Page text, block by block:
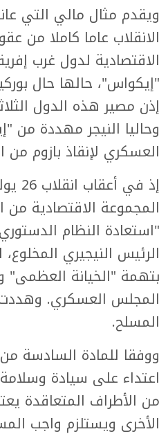
ويقدم مثال مالي التي
الانقلاب عاما كاملا من
الاقتصادية لدول غرب
"إيكواس"، حالها حال
إذن مصير هذه الدول
وحاليا النيجر مهددة من
العسكري لإنقاذ بازوم من
إذ
المجموعة الاقتصادية
"استعادة النظام
الرئيس النيجيري
بتهمة "الخيانة العظمى"
المجلس العسكري. وهددت
المسلح.
ووفقا للمادة السادسة
اعتداء على سيادة
من الأطراف المتعاقدة
الأخرى ويستلزم واجب